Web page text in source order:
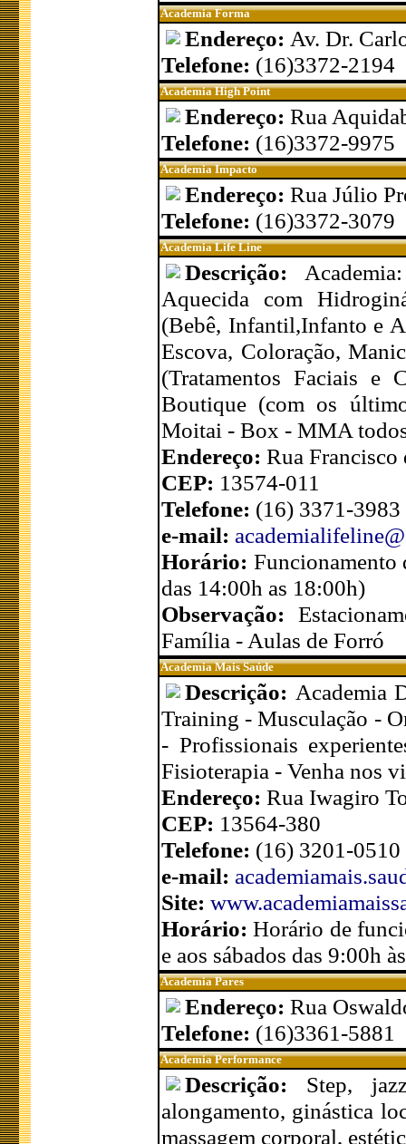
Academia Forma
Endereço: Av. Dr.
Telefone: (16)3372-2194
Academia High Point
Endereço: Rua
Telefone: (16)3372-9975
Academia Impacto
Endereço: Rua Júlio
Telefone: (16)3372-3079
Academia Life Line
Descrição:
Aquecida com
(Bebê, Infantil,Infanto e
Escova, Coloração,
(Tratamentos Faciais e
Boutique (com os
Moitai - Box - MMA
Endereço: Rua
CEP: 13574-011
Telefone: (16) 3371-3983
e-mail:
Horário: Funcionamento
das 14:00h as 18:00h)
Observação:
Família - Aulas de Forró
Academia Mais Saúde
Descrição: Academia
Training - Musculação -
- Profissionais
Fisioterapia - Venha nos
Endereço: Rua Iwagiro
CEP: 13564-380
Telefone: (16) 3201-0510
e-mail:
Site:
Horário:Horário de
e aos sábados das 9:00h
Academia Pares
Endereço: Rua
Telefone: (16)3361-5881
Academia Performance
Descrição: Step,
alongamento, ginástica
massagem corporal,